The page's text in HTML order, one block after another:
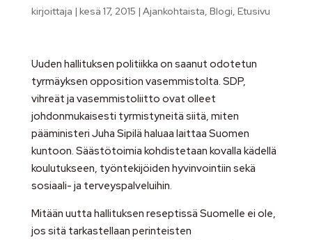
kirjoittaja | kesä 17, 2015 | Ajankohtaista, Blogi, Etusivu
Uuden hallituksen politiikka on saanut odotetun
tyrmäyksen opposition vasemmistolta. SDP,
vihreät ja vasemmistoliitto ovat olleet
johdonmukaisesti tyrmistyneitä siitä, miten
pääministeri Juha Sipilä haluaa laittaa Suomen
kuntoon. Säästötoimia kohdistetaan kovalla kädellä
koulutukseen, työntekijöiden hyvinvointiin sekä
sosiaali- ja terveyspalveluihin.
Mitään uutta hallituksen reseptissä Suomelle ei ole,
jos sitä tarkastellaan perinteisten